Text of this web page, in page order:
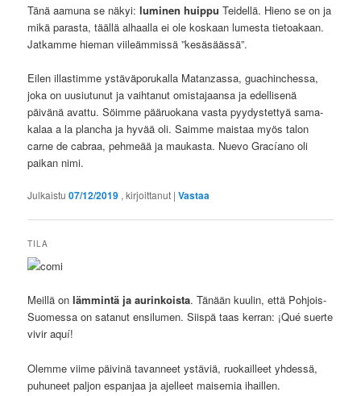
Tänä aamuna se näkyi:luminen huippu Teidellä. Hieno se on ja
mikä parasta, täällä alhaalla ei ole koskaan lumesta tietoakaan.
Jatkamme hieman viileämmissä ”kesäsäässä”.
Eilen illastimme ystäväporukalla Matanzassa, guachinchessa,
joka on uusiutunut ja vaihtanut omistajaansa ja edellisenä
päivänä avattu. Söimme pääruokana vasta pyydystettyä sama-
kalaa a la plancha ja hyvää oli. Saimme maistaa myös talon
carne de cabraa, pehmeää ja maukasta. Nuevo Gracíano oli
paikan nimi.
Julkaistu07/12/2019 , kirjoittanut |Vastaa
TILA
Meillä onlämmintä ja aurinkoista. Tänään kuulin, että Pohjois-
Suomessa on satanut ensilumen. Siispä taas kerran: ¡Qué suerte
vivir aquí!
Olemme viime päivinä tavanneet ystäviä, ruokailleet yhdessä,
puhuneet paljon espanjaa ja ajelleet maisemia ihaillen.